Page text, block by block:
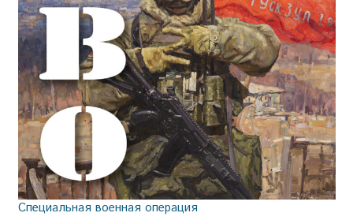
Специальная военная операция